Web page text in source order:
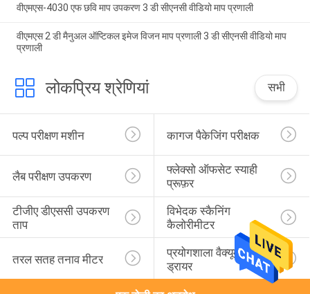
वीएमएस-4030 एफ छवि माप उपकरण 3 डी सीएनसी वीडियो माप प्रणाली
वीएमएस 2 डी मैनुअल ऑप्टिकल इमेज विजन माप प्रणाली 3 डी सीएनसी वीडियो माप
प्रणाली
लोकप्रिय श्रेणियां सभी
पल्प परीक्षण मशीन कागज पैकेजिंग परीक्षक
लैब परीक्षण उपकरण
फ्लेक्सो ऑफसेट स्याही
प्रूफ़र
टीजीए डीएससी उपकरण
ताप
विभेदक स्कैनिंग
कैलोरीमीटर
तरल सतह तनाव मीटर
प्रयोगशाला वैक्यूम फ्रीज
ड्रायर